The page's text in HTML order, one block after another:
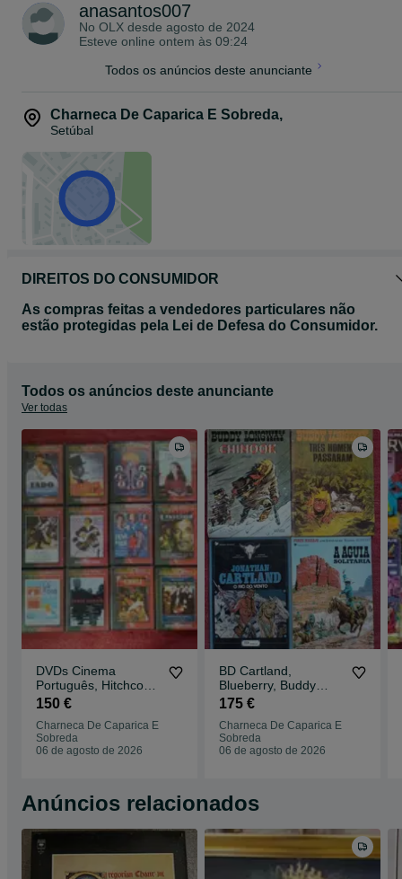
anasantos007
No OLX desde agosto de 2024
Esteve online ontem às 09:24
Todos os anúncios deste anunciante
Charneca De Caparica E Sobreda,
Setúbal
DIREITOS DO CONSUMIDOR
As compras feitas a vendedores particulares não
estão protegidas pela Lei de Defesa do Consumidor.
Todos os anúncios deste anunciante
Ver todas
DVDs Cinema
Português, Hitchcock,
Kubrick, Música:
150 €
Charneca De Caparica E
Sobreda
06 de agosto de 2026
BD Cartland,
Blueberry, Buddy
Longway, Tomahawk
Tex, Zorro, etc.
175 €
Charneca De Caparica E
Sobreda
06 de agosto de 2026
Anúncios relacionados